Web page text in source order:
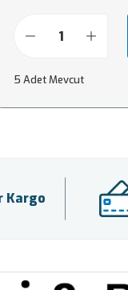
5 Adet Mevcut
Kargo